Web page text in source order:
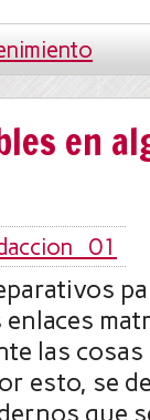
en
las
esto, se
que